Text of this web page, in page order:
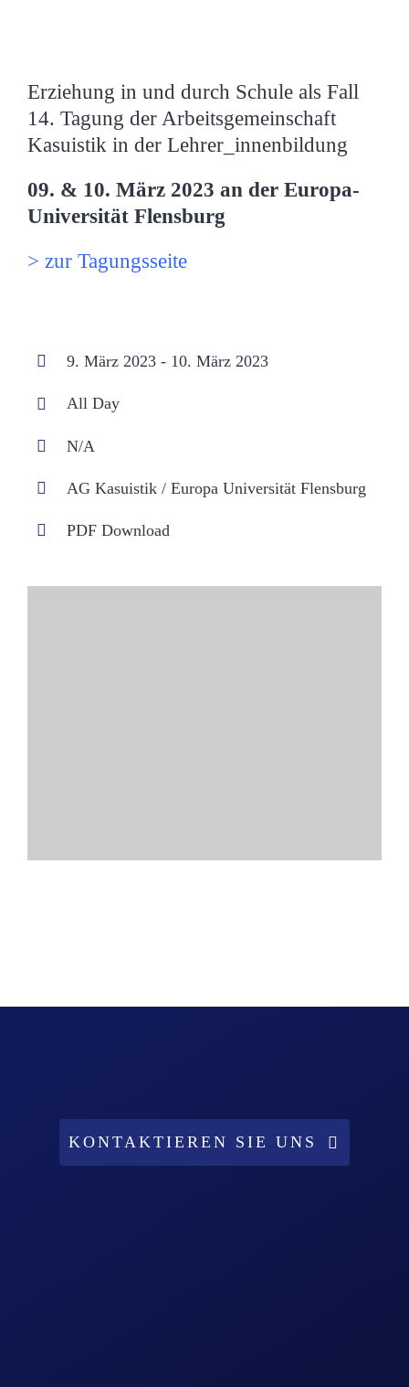
Erziehung in und durch Schule als Fall
14. Tagung der Arbeitsgemeinschaft
Kasuistik in der Lehrer_innenbildung
09. & 10. März 2023 an der Europa-
Universität Flensburg
> zur Tagungsseite
9. März 2023 - 10. März 2023
All Day
N/A
AG Kasuistik / Europa Universität Flensburg
PDF Download
KONTAKTIEREN SIE UNS